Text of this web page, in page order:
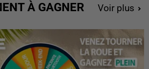
À GAGNER Voir plus